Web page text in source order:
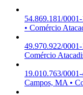
54.869.181/
• Comércio
49.970.922/
Comércio
19.010.763/0001-
Campos, MA •